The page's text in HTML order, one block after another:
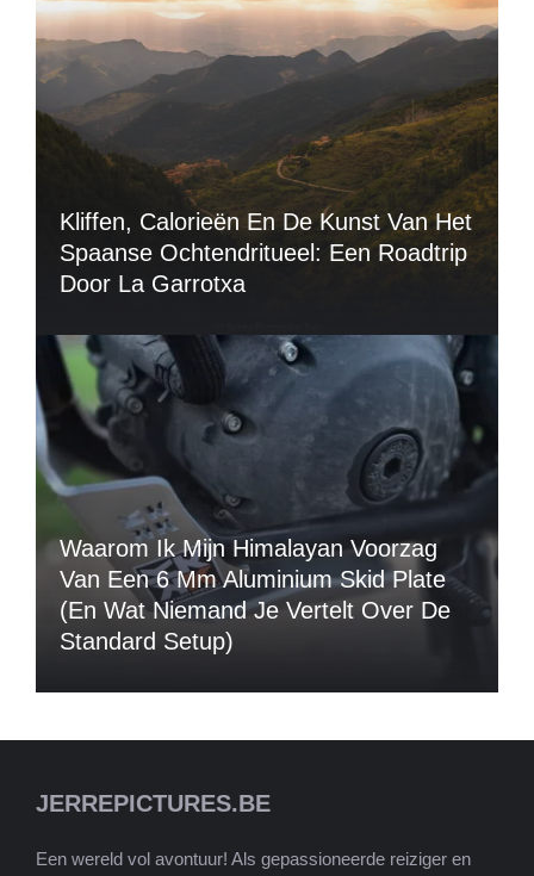
Kliffen, Calorieën En De Kunst Van Het
Spaanse Ochtendritueel: Een Roadtrip
Door La Garrotxa
Waarom Ik Mijn Himalayan Voorzag
Van Een 6 Mm Aluminium Skid Plate
(en Wat Niemand Je Vertelt Over De
Standard Setup)
JERREPICTURES.BE
Een wereld vol avontuur! Als gepassioneerde reiziger en